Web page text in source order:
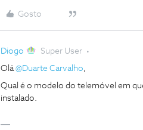
Gosto
Diogo Super User
Olá@Duarte Carvalho,
Qual é o modelo do telemóvel em
instalado.